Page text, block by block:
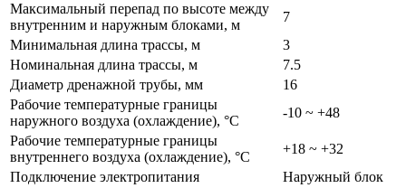
Максимальный перепад по высоте между
внутренним и наружным блоками, м
7
Минимальная длина трассы, м
3
Номинальная длина трассы, м
7.5
Диаметр дренажной трубы, мм
16
Рабочие температурные границы
наружного воздуха (охлаждение), °C
-10 ~ +48
Рабочие температурные границы
внутреннего воздуха (охлаждение), °C
+18 ~ +32
Подключение электропитания
Наружный блок